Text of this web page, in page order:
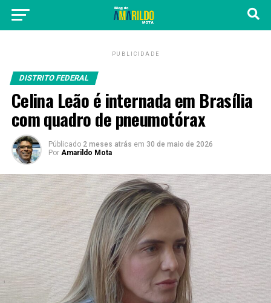
PUBLICIDADE
DISTRITO FEDERAL
Celina Leão é internada em Brasília
com quadro de pneumotórax
Públicado 2 meses atrás em 30 de maio de 2026
Por Amarildo Mota